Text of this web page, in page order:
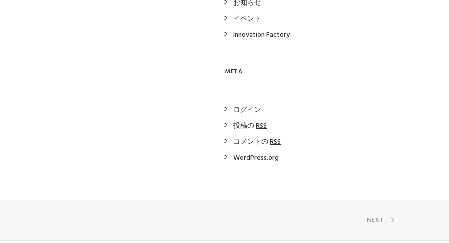
お知らせ
イベント
Innovation Factory
META
ログイン
投稿のRSS
コメントのRSS
WordPress.org
NEXT